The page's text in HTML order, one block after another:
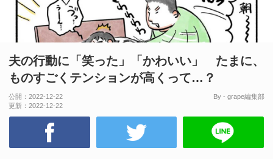
夫の行動に「笑った」「かわいい」 たまに、
ものすごくテンションが高くって…？
公開： 2022-12-22
更新： 2022-12-22
By - grape編集部